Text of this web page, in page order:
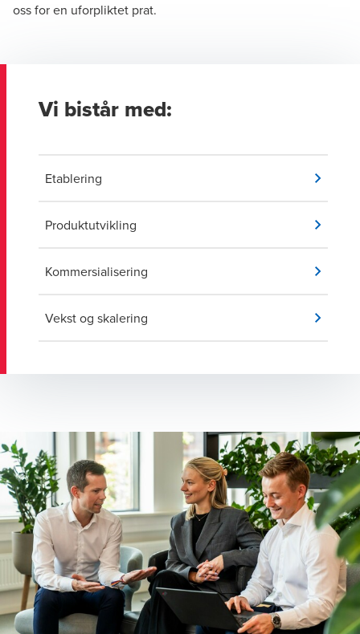
oss for en uforpliktet prat.
Vi bistår med:
Etablering
Produktutvikling
Kommersialisering
Vekst og skalering